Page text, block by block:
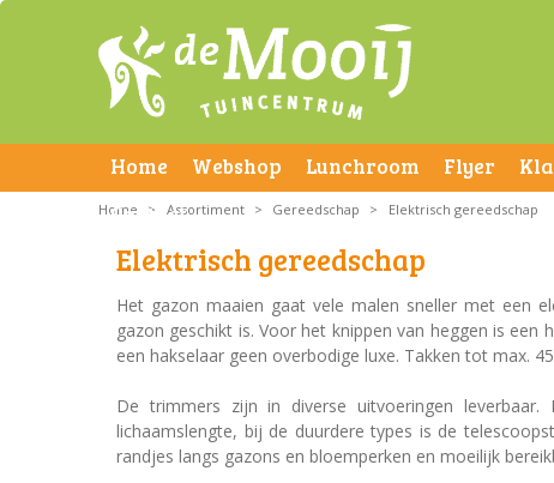
Home Webshop Lunchroom Flyer
Contact
Home > Assortiment > Gereedschap > Elektrisch gereedschap
Elektrisch gereedschap
Het gazon maaien gaat vele malen sneller met een
gazon geschikt is. Voor het knippen van heggen is
een hakselaar geen overbodige luxe. Takken tot max.
De trimmers zijn in diverse uitvoeringen
lichaamslengte, bij de duurdere types is de
randjes langs gazons en bloemperken en moeilijk